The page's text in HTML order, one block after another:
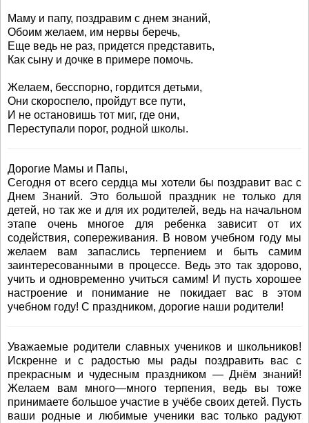
Маму и папу, поздравим с днем знаний,
Обоим желаем, им нервы беречь,
Еще ведь не раз, придется представить,
Как сыну и дочке в примере помочь.
Желаем, бесспорно, гордится детьми,
Они скороспело, пройдут все пути,
И не остановишь тот миг, где они,
Переступали порог, родной школы.
Дорогие Мамы и Папы,
Сегодня от всего сердца мы хотели бы поздравит вас с
Днем Знаний. Это большой праздник не только для
детей, но так же и для их родителей, ведь на начальном
этапе очень многое для ребенка зависит от их
содействия, сопереживания. В новом учебном году мы
желаем вам запаслись терпением и быть самим
заинтересованными в процессе. Ведь это так здорово,
учить и одновременно учиться самим! И пусть хорошее
настроение и понимание не покидает вас в этом
учебном году! С праздником, дорогие наши родители!
Уважаемые родители славных учеников и школьников!
Искренне и с радостью мы рады поздравить вас с
прекрасным и чудесным праздником — Днём знаний!
Желаем вам много—много терпения, ведь вы тоже
принимаете большое участие в учёбе своих детей. Пусть
ваши родные и любимые ученики вас только радуют